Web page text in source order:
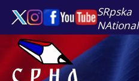
SRpska
NAtional